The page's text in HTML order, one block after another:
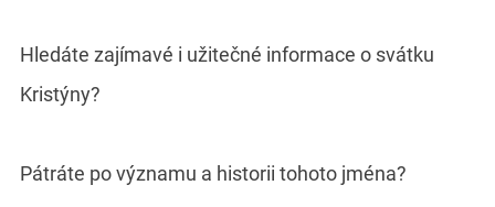
Hledáte zajímavé i užitečné informace o svátku
Kristýny?
Pátráte po významu a historii tohoto jména?